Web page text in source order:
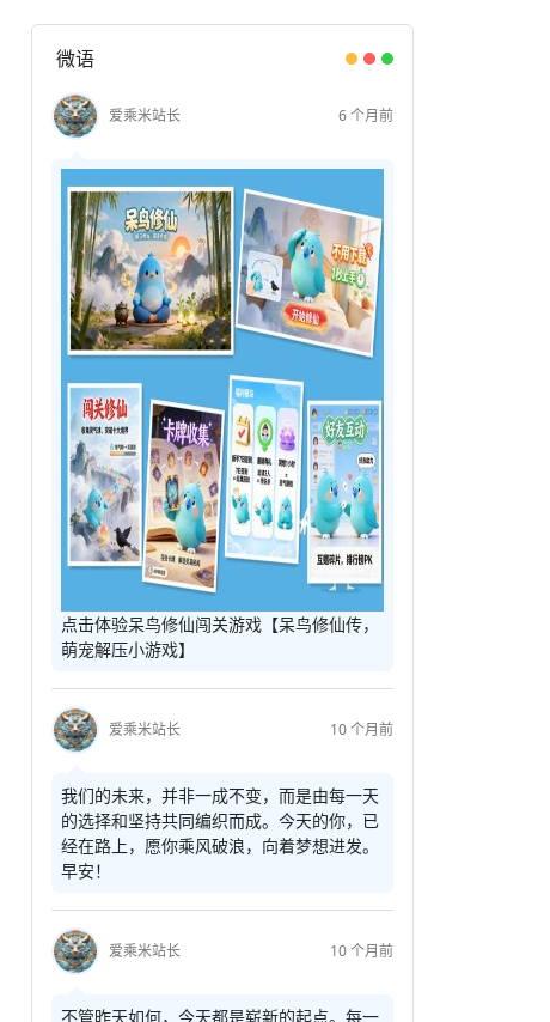
微语
爱乘米站长 6 个月前
点击体验呆鸟修仙闯关游戏【呆鸟修仙传，
萌宠解压小游戏】
爱乘米站长 10 个月前
我们的未来，并非一成不变，而是由每一天
的选择和坚持共同编织而成。今天的你，已
经在路上，愿你乘风破浪，向着梦想进发。
早安！
爱乘米站长 10 个月前
不管昨天如何，今天都是崭新的起点。每一